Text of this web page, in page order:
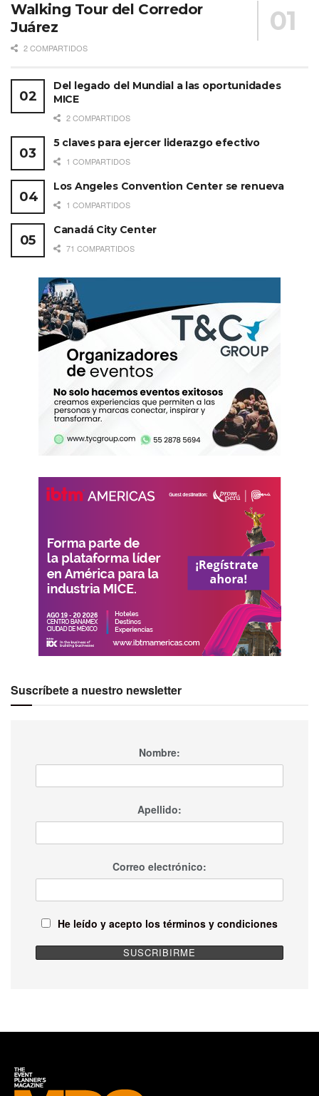
Walking Tour del Corredor
Juárez
2 COMPARTIDOS
Del legado del Mundial a las oportunidades
MICE
2 COMPARTIDOS
5 claves para ejercer liderazgo efectivo
1 COMPARTIDOS
Los Angeles Convention Center se renueva
1 COMPARTIDOS
Canadá City Center
71 COMPARTIDOS
Suscríbete a nuestro newsletter
Nombre:
Apellido:
Correo electrónico:
He leído y acepto los términos y condiciones